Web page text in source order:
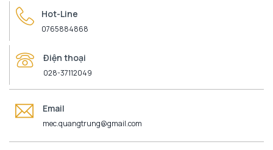
Hot-Line
0765884868
Điện thoại
028-37112049
Email
mec.quangtrung@gmail.com